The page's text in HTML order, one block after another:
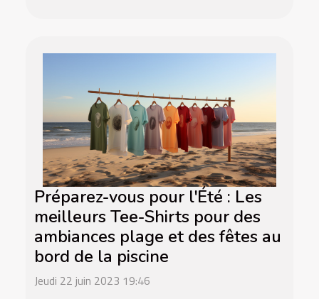
Préparez-vous pour l'Été : Les
meilleurs Tee-Shirts pour des
ambiances plage et des fêtes au
bord de la piscine
Jeudi 22 juin 2023 19:46